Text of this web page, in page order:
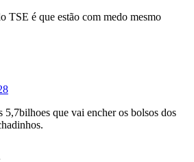
TSE é que estão com medo mesmo
5,7bilhoes que vai encher os bolsos dos